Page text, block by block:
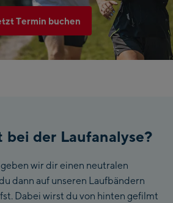
Termin buchen
bei der Laufanalyse?
wir dir einen neutralen
dann auf unseren Laufbändern
Dabei wirst du von hinten gefilmt